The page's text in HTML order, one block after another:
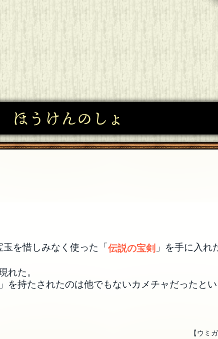
ほうけんのしょ
を惜しみなく使った「 伝説の宝剣 」を手に入れ
れた。
」を持たされたのは他でもないカメチャだったと
【ウミ